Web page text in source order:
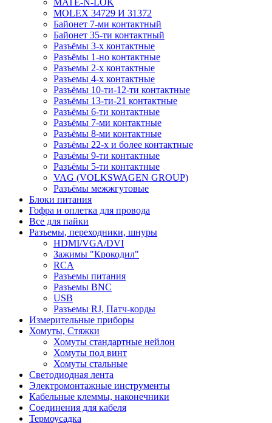
MATE-N-LOK
MOLEX 34729 И 31372
Байонет 7-ми контактный
Байонет 35-ти контактный
Разъёмы 3-х контактные
Разъёмы 1-но контактные
Разъемы 2-х контактные
Разъемы 4-х контактные
Разъёмы 10-ти-12-ти контактные
Разъёмы 13-ти-21 контактные
Разъёмы 6-ти контактные
Разъёмы 7-ми контактные
Разъёмы 8-ми контактные
Разъёмы 22-х и более контактные
Разъёмы 9-ти контактные
Разъёмы 5-ти контактные
VAG (VOLKSWAGEN GROUP)
Разъёмы межжгутовые
Блоки питания
Гофра и оплетка для провода
Все для пайки
Разъемы, переходники, шнуры
HDMI/VGA/DVI
Зажимы "Крокодил"
RCA
Разъемы питания
Разъемы BNC
USB
Разъемы RJ, Патч-корды
Измерительные приборы
Хомуты, Стяжки
Хомуты стандартные нейлон
Хомуты под винт
Хомуты стальные
Светодиодная лента
Электромонтажные инструменты
Кабельные клеммы, наконечники
Соединения для кабеля
Термоусадка